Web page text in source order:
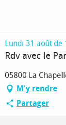
principal
Lundi 31 août de
Rdv avec le
05800 La
M'y rendre
Partager